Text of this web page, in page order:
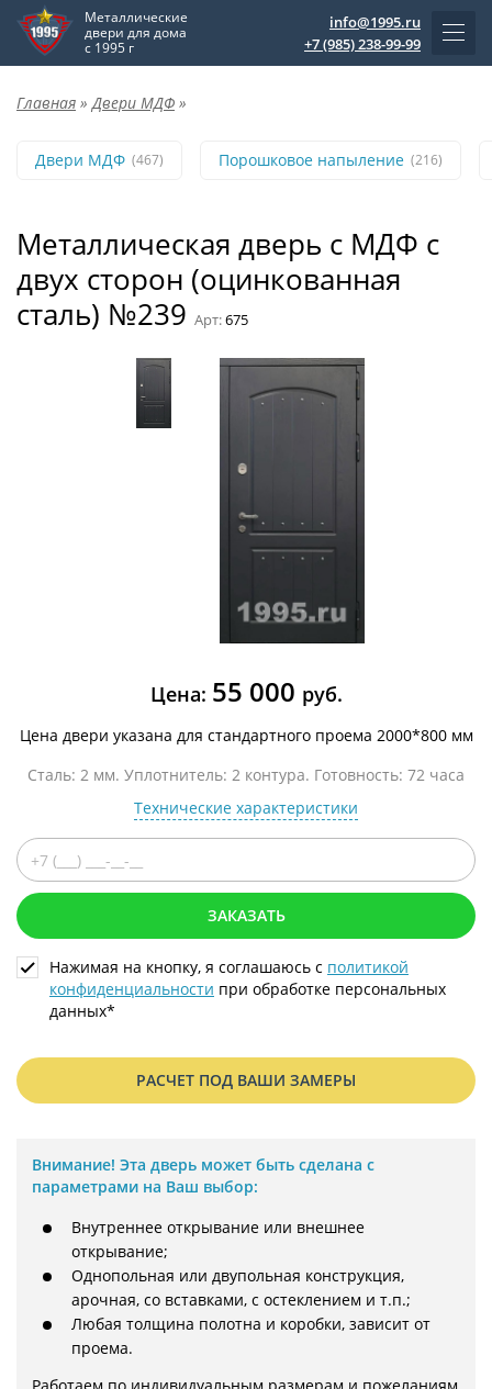
Металлические
двери для дома
с 1995 г
info@1995.ru
+7 (985) 238-99-99
Главная » Двери МДФ »
Двери МДФ (467) Порошковое напыление (216)
Металлическая дверь с МДФ с
двух сторон (оцинкованная
сталь) №239 Арт:675
Цена: 55 000 руб.
Цена двери указана для стандартного проема 2000*800 мм
Сталь: 2 мм. Уплотнитель: 2 контура. Готовность: 72 часа
Технические характеристики
ЗАКАЗАТЬ
Нажимая на кнопку, я соглашаюсь с политикой
конфиденциальности при обработке персональных
данных*
РАСЧЕТ ПОД ВАШИ ЗАМЕРЫ
Внимание! Эта дверь может быть сделана с
параметрами на Ваш выбор:
Внутреннее открывание или внешнее
открывание;
Однопольная или двупольная конструкция,
арочная, со вставками, с остеклением и т.п.;
Любая толщина полотна и коробки, зависит от
проема.